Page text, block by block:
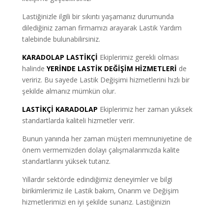
Lastiğinizle ilgili bir sıkıntı yaşamanız durumunda
dilediğiniz zaman firmamızı arayarak Lastik Yardım
talebinde bulunabilirsiniz.
KARADOLAP LASTİKÇİ Ekiplerimiz gerekli olması
halinde YERİNDE LASTİK DEĞİŞİM HİZMETLERİ de
veririz. Bu sayede Lastik Değişimi hizmetlerini hızlı bir
şekilde almanız mümkün olur.
LASTİKÇİ KARADOLAP Ekiplerimiz her zaman yüksek
standartlarda kaliteli hizmetler verir.
Bunun yanında her zaman müşteri memnuniyetine de
önem vermemizden dolayı çalışmalarımızda kalite
standartlarını yüksek tutarız.
Yıllardır sektörde edindiğimiz deneyimler ve bilgi
birikimlerimiz ile Lastik bakım, Onarım ve Değişim
hizmetlerimizi en iyi şekilde sunarız. Lastiğinizin